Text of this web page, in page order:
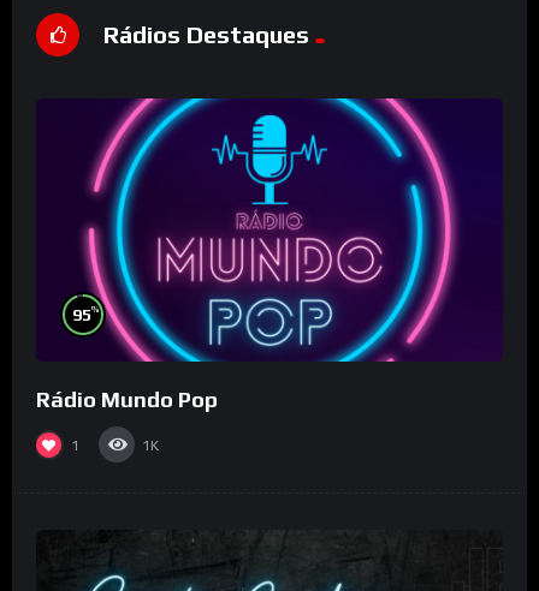
Rádios Destaques
95%
Rádio Mundo Pop
1 1K